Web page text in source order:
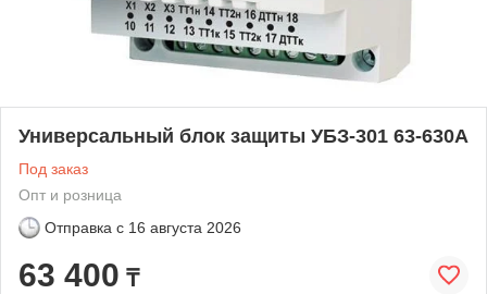
Универсальный блок защиты УБЗ-301 63-630А
Под заказ
Опт и розница
Отправка с 16 августа 2026
63 400 ₸